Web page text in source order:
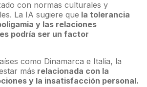
con normas culturales y
La IA sugiere que la tolerancia
y las relaciones
podría ser un factor
como Dinamarca e Italia, la
más relacionada con la
y la insatisfacción personal.